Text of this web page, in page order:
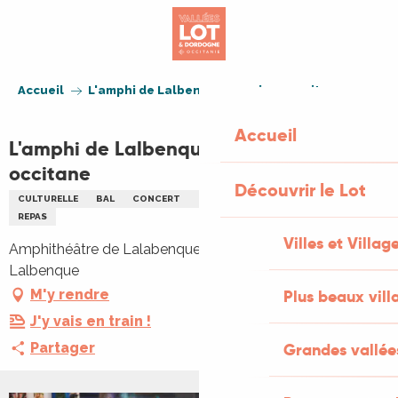
Accueil
Découvrir le Lot
Villes et
Plus beaux
Grandes
Accueil L'amphi de Lalbenque : musique occitane
L'amphi de Lalbenque : musique
occitane
CULTURELLE BAL CONCERT
MUSIQUE TRADITIONNELLE
REPAS
Amphithéâtre de Lalabenque, 51 rue du sol, 46230
Lalbenque
M'y rendre
J'y vais en train !
Partager